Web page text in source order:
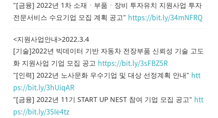
"[금융] 2022년 1차 소재ㆍ부품ㆍ장비 투자유치 지원사업 투자
전문서비스 수요기업 모집 계획 공고" https://bit.ly/34mNFRQ
<지원사업안내>2022.3.4
[기술]2022년 빅데이터 기반 자동차 전장부품 신뢰성 기술 고도
화 지원사업 기업 모집 공고 https://bit.ly/3sFBZ5R
"[인력] 2022년 노사문화 우수기업 및 대상 선정계획 안내" htt
ps://bit.ly/3hUiqAR
"[금융] 2022년 11기 START UP NEST 참여 기업 모집 공고" htt
ps://bit.ly/35Ie4tz